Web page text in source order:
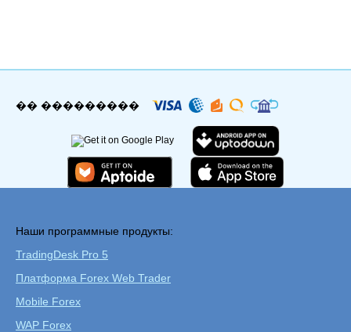
�� ���������
Наши программные продукты:
TradingDesk Pro 5
Платформа Forex Web Trader
Mobile Forex
WAP Forex